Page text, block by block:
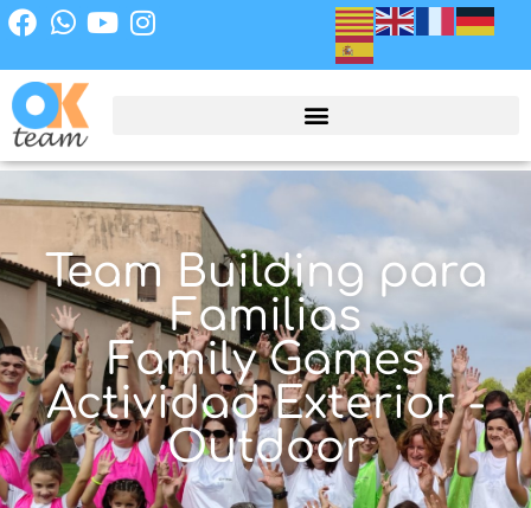
Team Building para
Familias
Family Games
Actividad Exterior -
Outdoor